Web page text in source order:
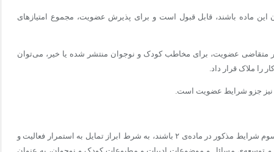
این ماده باشند، قابل قبول است و برای پذیرش عضویت، مجموع امتیازهای
متقاضی عضویت، برای مخاطب کودک و نوجوان منتشر شده یا خیر، می­‌توان
را ملاک قرار داد.
جزو شرایط عضویت است.
هیئت‌مدیره می­‌تواند افرادی را که حائز دست‌کم یک سوم شرایط مذکور در ماده‌ی ۲ باشند، به شرط ابراز تمایل به استمرار فعالیت و